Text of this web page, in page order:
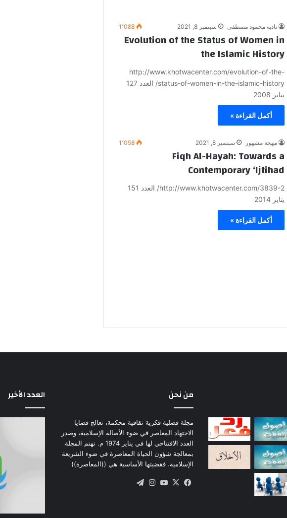
نادية محمود مصطفى سبتمبر 8, 2021 1٬088
Evolution of the Status of Women in
the Islamic History
http://www.khotwacenter.com/evolution-of-the-
status-of-women-in-the-islamic-history/ العدد 127
يناير 2008
أكمل القراءة »
مهجة مشهور سبتمبر 8, 2021 1٬058
Fiqh Al-Hayah: Towards a
Contemporary ‘Ijtihad
http://www.khotwacenter.com/3839-2/ العدد 151
يناير 2014
أكمل القراءة »
من نحن
مجلة فصلية فكرية ثقافية محكمة، تعالج قضايا
الاجتهاد المعاصر في ضوء الأصالة الإسلامية، وصدر
العدد الافتتاحي لها في يناير 1974 م. تهتم المجلة
بمعالجة شؤون الحياة المعاصرة في ضوء الشريعة
الإسلامية، فقضيتها الأساسية هي ((المعاصرة))
فيسبوك
‫X
‫YouTube
انستقرام
العدد الأخير